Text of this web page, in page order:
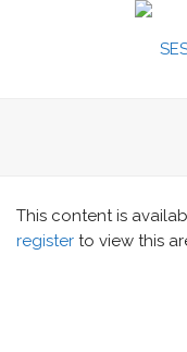
This content is
register to view this